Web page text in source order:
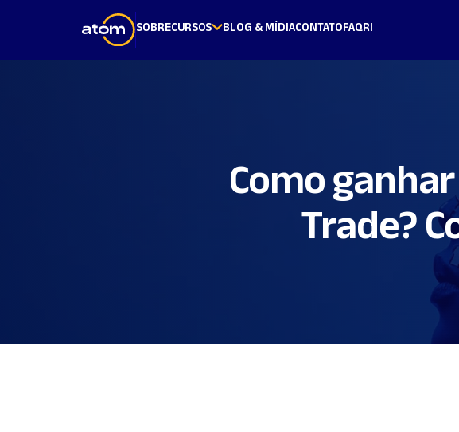
SOBRECURSOS BLOG & MÍDIACONTATOFAQRI
Como
Trade?